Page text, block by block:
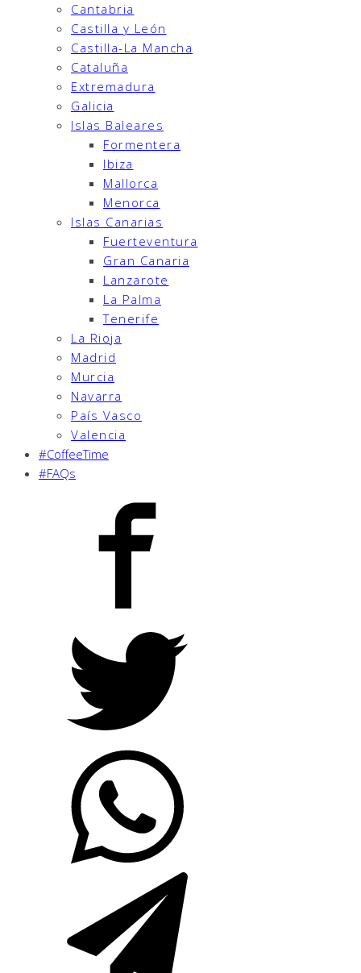
Cantabria
Castilla y León
Castilla-La Mancha
Cataluña
Extremadura
Galicia
Islas Baleares
Formentera
Ibiza
Mallorca
Menorca
Islas Canarias
Fuerteventura
Gran Canaria
Lanzarote
La Palma
Tenerife
La Rioja
Madrid
Murcia
Navarra
País Vasco
Valencia
#CoffeeTime
#FAQs